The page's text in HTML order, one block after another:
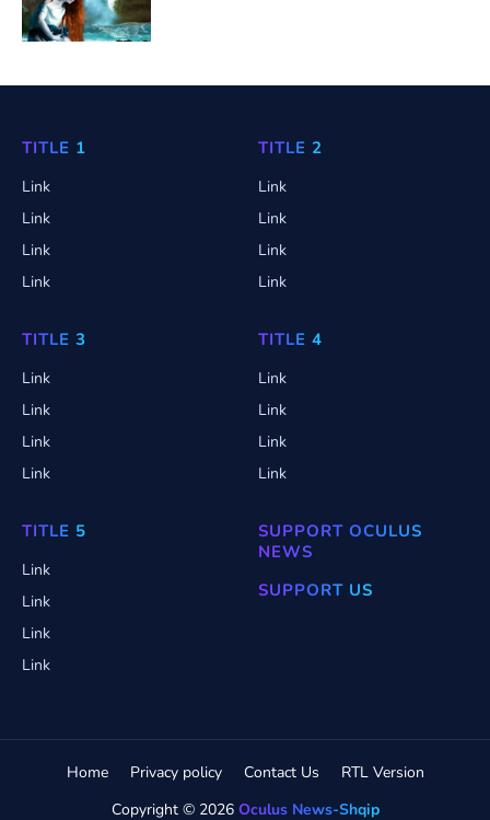
TITLE 1
Link
Link
Link
Link
TITLE 2
Link
Link
Link
Link
TITLE 3
Link
Link
Link
Link
TITLE 4
Link
Link
Link
Link
TITLE 5
Link
Link
Link
Link
SUPPORT OCULUS
NEWS
SUPPORT US
Copyright © 2026 Oculus News-Shqip
Home Privacy policy Contact Us RTL Version